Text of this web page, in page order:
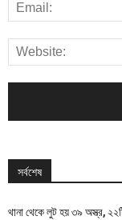
সর্বশেষ
থানা থেকে লুট হয় ৩৯ অস্ত্র,